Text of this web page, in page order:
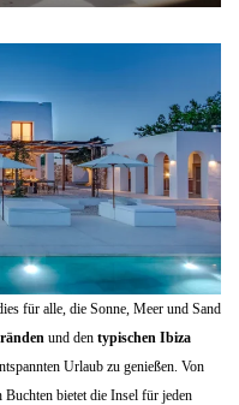
für alle, die Sonne, Meer und Sand
und den typischen Ibiza
Urlaub zu genießen. Von
bietet die Insel für jeden